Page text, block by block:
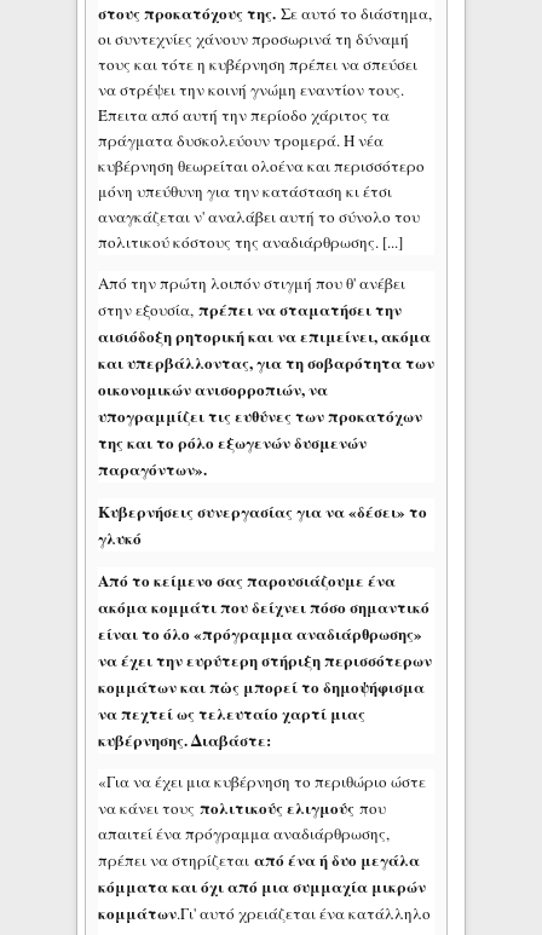
στους προκατόχους της. Σε αυτό το διάστημα,
οι συντεχνίες χάνουν προσωρινά τη δύναμή
τους και τότε η κυβέρνηση πρέπει να σπεύσει
να στρέψει την κοινή γνώμη εναντίον τους.
Έπειτα από αυτή την περίοδο χάριτος τα
πράγματα δυσκολεύουν τρομερά. Η νέα
κυβέρνηση θεωρείται ολοένα και περισσότερο
μόνη υπεύθυνη για την κατάσταση κι έτσι
αναγκάζεται ν' αναλάβει αυτή το σύνολο του
πολιτικού κόστους της αναδιάρθρωσης. [...]
Από την πρώτη λοιπόν στιγμή που θ' ανέβει
στην εξουσία,πρέπει να σταματήσει την
αισιόδοξη ρητορική και να επιμείνει, ακόμα
και υπερβάλλοντας, για τη σοβαρότητα των
οικονομικών ανισορροπιών, να
υπογραμμίζει τις ευθύνες των προκατόχων
της και το ρόλο εξωγενών δυσμενών
παραγόντων».
Κυβερνήσεις συνεργασίας για να «δέσει» το
γλυκό
Από το κείμενο σας παρουσιάζουμε ένα
ακόμα κομμάτι που δείχνει πόσο σημαντικό
είναι το όλο «πρόγραμμα αναδιάρθρωσης»
να έχει την ευρύτερη στήριξη περισσότερων
κομμάτων και πὠς μπορεί το δημοψήφισμα
να πεχτεί ως τελευταίο χαρτί μιας
κυβέρνησης. Διαβάστε:
«Για να έχει μια κυβέρνηση το περιθώριο ώστε
να κάνει τουςπολιτικούς ελιγμούς που
απαιτεί ένα πρόγραμμα αναδιάρθρωσης,
πρέπει να στηρίζεταιαπό ένα ή δυο μεγάλα
κόμματα και όχι από μια συμμαχία μικρών
κομμάτων.Γι' αυτό χρειάζεται ένα κατάλληλο